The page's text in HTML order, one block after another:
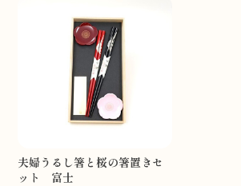
夫婦うるし箸と桜の箸置きセ
ット 富士